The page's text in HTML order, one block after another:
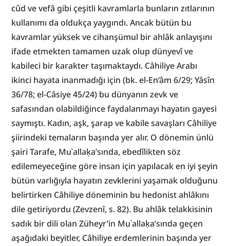
cûd ve vefâ gibi çeşitli kavramlarla bunların zıtlarının
kullanımı da oldukça yaygındı. Ancak bütün bu
kavramlar yüksek ve cihanşümul bir ahlâk anlayışını
ifade etmekten tamamen uzak olup dünyevî ve
kabileci bir karakter taşımaktaydı. Câhiliye Arabı
ikinci hayata inanmadığı için (bk. el-En‘âm 6/29; Yâsîn
36/78; el-Câsiye 45/24) bu dünyanın zevk ve
safasından olabildiğince faydalanmayı hayatın gayesi
saymıştı. Kadın, aşk, şarap ve kabile savaşları Câhiliye
şiirindeki temaların başında yer alır. O dönemin ünlü
şairi Tarafe, Muʿallaḳa’sında, ebedîlikten söz
edilemeyeceğine göre insan için yapılacak en iyi şeyin
bütün varlığıyla hayatın zevklerini yaşamak olduğunu
belirtirken Câhiliye döneminin bu hedonist ahlâkını
dile getiriyordu (Zevzenî, s. 82). Bu ahlâk telakkisinin
sadık bir dili olan Züheyr’in Muʿallaḳa’sında geçen
aşağıdaki beyitler, Câhiliye erdemlerinin başında yer